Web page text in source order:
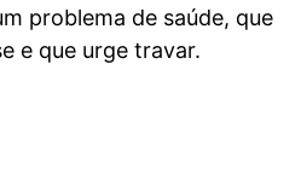
problema de saúde, que
e que urge travar.